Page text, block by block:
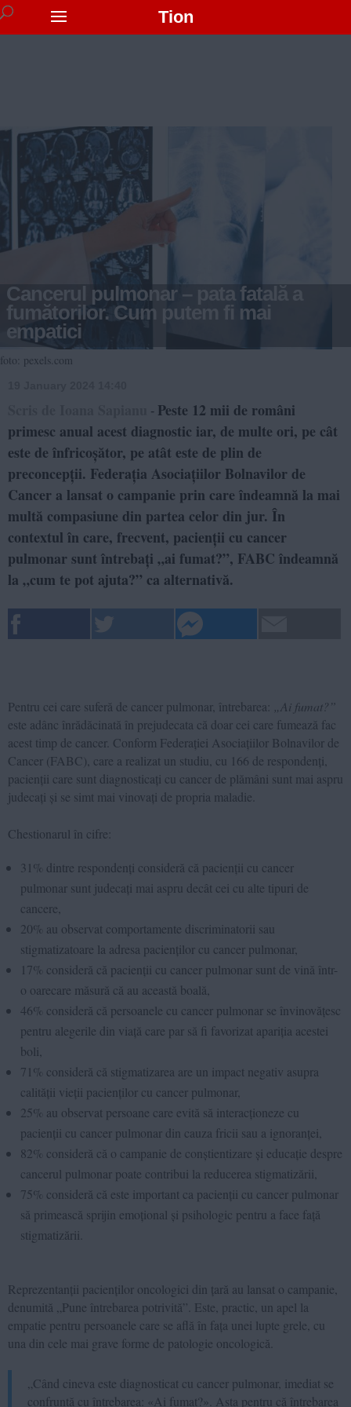
Tion
Cancerul pulmonar – pata fatală a
fumătorilor. Cum putem fi mai
empatici
foto: pexels.com
- Peste 12 mii de români
primesc anual acest diagnostic iar, de multe ori, pe cât
este de înfricoșător, pe atât este de plin de
preconcepții. Federația Asociațiilor Bolnavilor de
Cancer a lansat o campanie prin care îndeamnă la mai
multă compasiune din partea celor din jur. În
contextul în care, frecvent, pacienții cu cancer
pulmonar sunt întrebați „ai fumat?”, FABC îndeamnă
la „cum te pot ajuta?” ca alternativă.
Pentru cei care suferă de cancer pulmonar, întrebarea: „Ai fumat?”
este adânc înrădăcinată în prejudecata că doar cei care fumează fac
acest timp de cancer. Conform Federației Asociațiilor Bolnavilor de
Cancer (FABC), care a realizat un studiu, cu 166 de respondenți,
pacienții care sunt diagnosticați cu cancer de plămâni sunt mai aspru
judecați și se simt mai vinovați de propria maladie.
Chestionarul în cifre:
31% dintre respondenți consideră că pacienții cu cancer
pulmonar sunt judecați mai aspru decât cei cu alte tipuri de
cancere,
20% au observat comportamente discriminatorii sau
stigmatizatoare la adresa pacienților cu cancer pulmonar,
17% consideră că pacienții cu cancer pulmonar sunt de vină într-
o oarecare măsură că au această boală,
46% consideră că persoanele cu cancer pulmonar se învinovățesc
pentru alegerile din viață care par să fi favorizat apariția acestei
boli,
71% consideră că stigmatizarea are un impact negativ asupra
calității vieții pacienților cu cancer pulmonar,
25% au observat persoane care evită să interacționeze cu
pacienții cu cancer pulmonar din cauza fricii sau a ignoranței,
82% consideră că o campanie de conștientizare și educație despre
cancerul pulmonar poate contribui la reducerea stigmatizării,
75% consideră că este important ca pacienții cu cancer pulmonar
să primească sprijin emoțional și psihologic pentru a face față
stigmatizării.
Reprezentanții pacienților oncologici din țară au lansat o campanie,
denumită „Pune întrebarea potrivită”. Este, practic, un apel la
empatie pentru persoanele care se află în fața unei lupte grele, cu
una din cele mai grave forme de patologie oncologică.
„Când cineva este diagnosticat cu cancer pulmonar, imediat se
confruntă cu întrebarea: «Ai fumat?». Asta pentru că întrebarea